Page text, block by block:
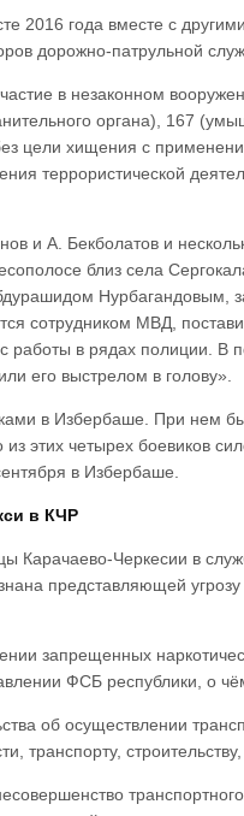
2016 года вместе с
дорожно-патрульной
в незаконном
органа), 167
цели хищения с
террористической
и А. Бекболатов и
близ села
Нурбагандовым,
сотрудником МВД,
работы в рядах полиции.
его выстрелом в голову».
в Избербаше. При нем
этих четырех боевиков
в Избербаше.
в КЧР
Карачаево-Черкесии в
представляющей
запрещенных
ФСБ республики, о
об осуществлении
строительству,